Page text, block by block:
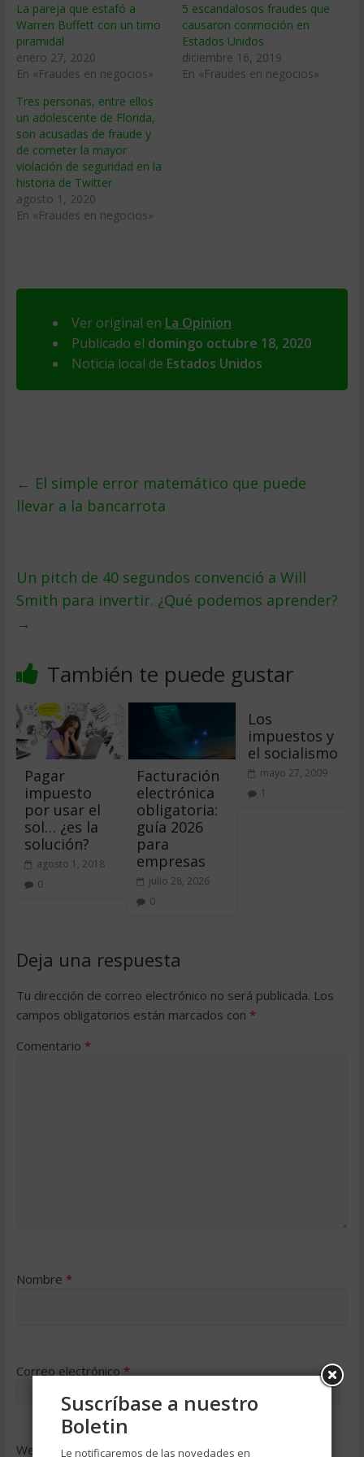
La pareja que estafó a
Warren Buffett con un timo
piramidal
enero 27, 2020
En «Fraudes en negocios»
5 escandalosos fraudes que
causaron conmoción en
Estados Unidos
diciembre 16, 2019
En «Fraudes en negocios»
Tres personas, entre ellos
un adolescente de Florida,
son acusadas de fraude y
de cometer la mayor
violación de seguridad en la
historia de Twitter
agosto 1, 2020
En «Fraudes en negocios»
Ver original en La Opinion
Publicado el domingo octubre 18, 2020
Noticia local de Estados Unidos
← El simple error matemático que puede
llevar a la bancarrota
Un pitch de 40 segundos convenció a Will
Smith para invertir. ¿Qué podemos aprender?
→
También te puede gustar
Pagar
impuesto
por usar el
sol… ¿es la
solución?
agosto 1, 2018
0
Facturación
electrónica
obligatoria:
guía 2026
para
empresas
julio 28, 2026
0
Los
impuestos y
el socialismo
mayo 27, 2009
1
Deja una respuesta
Tu dirección de correo electrónico no será publicada. Los
campos obligatorios están marcados con *
Comentario *
Nombre *
Correo electrónico *
Web
Suscríbase a nuestro
Boletin
Le notificaremos de las novedades en